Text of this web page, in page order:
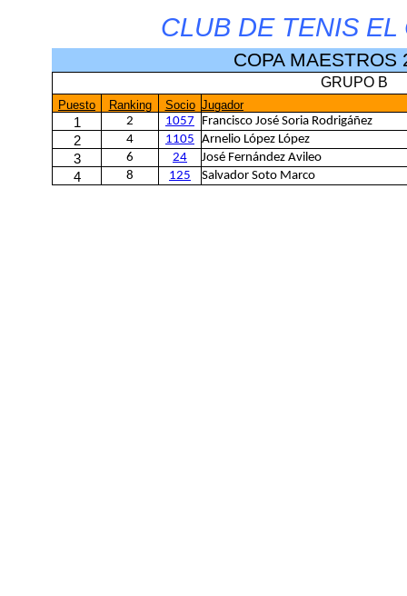
CLUB DE TENIS EL
COPA MAESTROS
GRUPO B
Puesto Ranking Socio Jugador
1 2 1057 Francisco José Soria Rodrigáñez
2 4 1105 Arnelio López López
3 6 24 José Fernández Avileo
4 8 125 Salvador Soto Marco